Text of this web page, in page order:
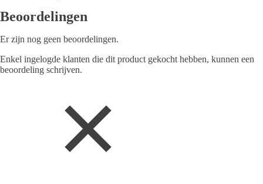
Beoordelingen
Er zijn nog geen beoordelingen.
Enkel ingelogde klanten die dit product gekocht hebben, kunnen een
beoordeling schrijven.